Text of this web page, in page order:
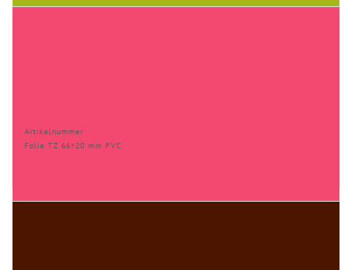
Artikelnummer
Folie TZ 66×20 mm PVC